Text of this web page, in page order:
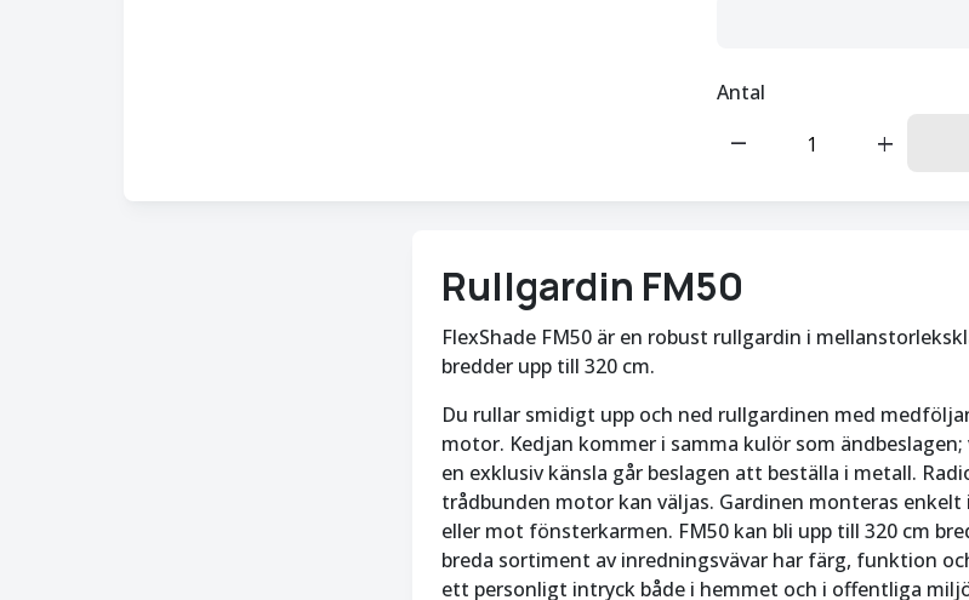
Antal
remove add
Rullgardin FM50
FlexShade FM50 är en robust rullgardin i
bredder upp till 320 cm.
Du rullar smidigt upp och ned rullgardinen med
motor. Kedjan kommer i samma kulör som ändbeslagen;
en exklusiv känsla går beslagen att beställa i metall.
trådbunden motor kan väljas. Gardinen monteras
eller mot fönsterkarmen. FM50 kan bli upp till 320 cm
breda sortiment av inredningsvävar har färg, funktion
ett personligt intryck både i hemmet och i offentliga